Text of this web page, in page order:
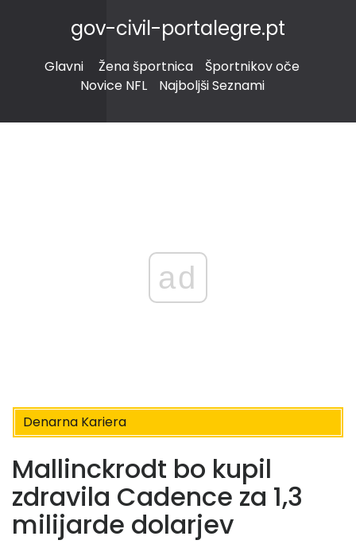
gov-civil-portalegre.pt
Glavni Žena športnica
Športnikov oče
Novice NFL
Najboljši Seznami
ad
Denarna Kariera
Mallinckrodt bo kupil
zdravila Cadence za 1,3
milijarde dolarjev